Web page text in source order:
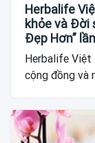
Herbalife
khỏe và Đời
Đẹp Hơn”
trở thành
Herbalife Việt
cộng đồng và